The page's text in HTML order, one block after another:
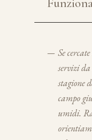
— Se
servizi
stagione
campo
umidi.